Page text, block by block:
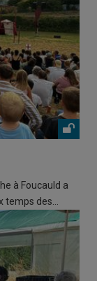
à Foucauld a
temps des…